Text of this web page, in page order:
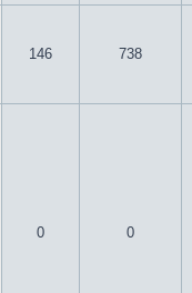
146 738
0 0